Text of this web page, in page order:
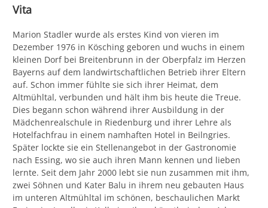
Vita
Marion Stadler wurde als erstes Kind von vieren im
Dezember 1976 in Kösching geboren und wuchs in einem
kleinen Dorf bei Breitenbrunn in der Oberpfalz im Herzen
Bayerns auf dem landwirtschaftlichen Betrieb ihrer Eltern
auf. Schon immer fühlte sie sich ihrer Heimat, dem
Altmühltal, verbunden und hält ihm bis heute die Treue.
Dies begann schon während ihrer Ausbildung in der
Mädchenrealschule in Riedenburg und ihrer Lehre als
Hotelfachfrau in einem namhaften Hotel in Beilngries.
Später lockte sie ein Stellenangebot in der Gastronomie
nach Essing, wo sie auch ihren Mann kennen und lieben
lernte. Seit dem Jahr 2000 lebt sie nun zusammen mit ihm,
zwei Söhnen und Kater Balu in ihrem neu gebauten Haus
im unteren Altmühltal im schönen, beschaulichen Markt